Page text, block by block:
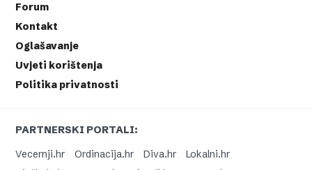
Forum
Kontakt
Oglašavanje
Uvjeti korištenja
Politika privatnosti
PARTNERSKI PORTALI:
Vecernji.hr
Ordinacija.hr Diva.hr
Lokalni.hr